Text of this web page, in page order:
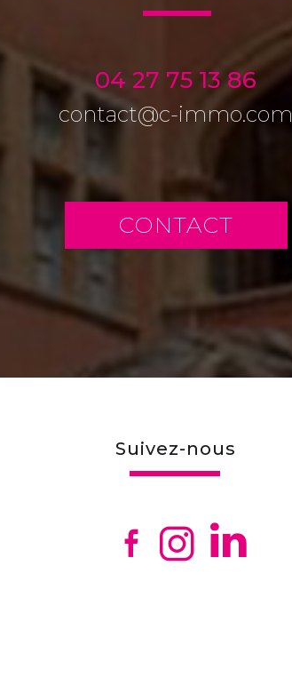
04 27 75 13 86
contact@c-immo.com
CONTACT
suivez-nous